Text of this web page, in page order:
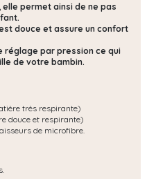
permet ainsi de ne pas
douce et assure un confort
réglage par pression ce qui
de votre bambin.
très respirante)
douce et respirante)
de microfibre.